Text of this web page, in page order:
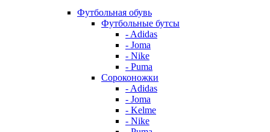
Футбольная обувь
Футбольные бутсы
- Adidas
- Joma
- Nike
- Puma
Сороконожки
- Adidas
- Joma
- Kelme
- Nike